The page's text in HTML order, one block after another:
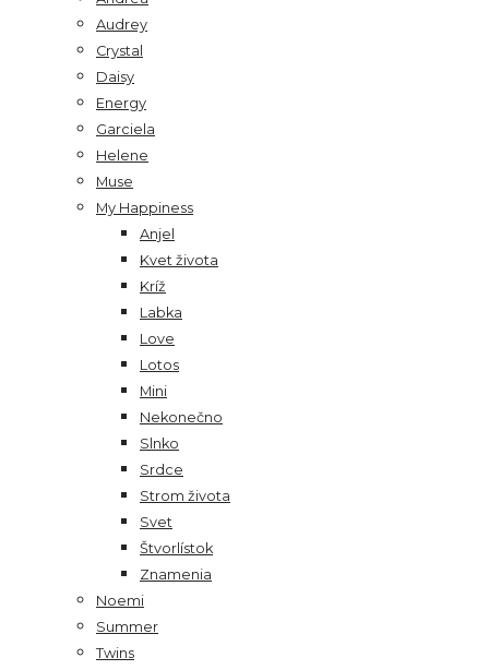
Audrey
Crystal
Daisy
Energy
Garciela
Helene
Muse
My Happiness
Anjel
Kvet života
Kríž
Labka
Love
Lotos
Mini
Nekonečno
Slnko
Srdce
Strom života
Svet
Štvorlístok
Znamenia
Noemi
Summer
Twins